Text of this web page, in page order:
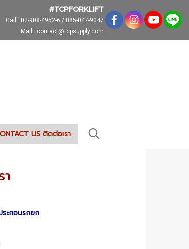
#TCPFORKLIFT
Call : 02-908-4952-6 / 085-047-9047
Mail : contact@tcpsupply.com
US ติดต่อเรา
า
ะกอบรถยก